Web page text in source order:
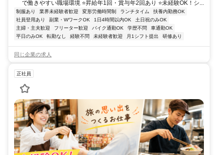
で働きやすい職場環境 ⭐昇給年1回・賞与年2回あり ⭐未経験OK！シ...
制服あり 業界未経験者歓迎 変形労働時間制 ランチタイム
扶養内勤務OK
社員登用あり
副業・WワークOK 1日4時間以内OK
土日祝のみOK
主婦・主夫歓迎
フリーター歓迎 バイク通勤OK 学歴不問
車通勤OK
平日のみOK
転勤なし 経験不問 未経験者歓迎 月1シフト提出 研修あり
同じ企業の求人
正社員